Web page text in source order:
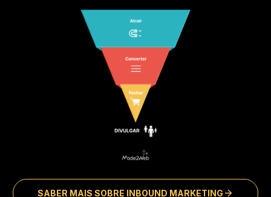
SABER MAIS SOBRE INBOUND MARKETING